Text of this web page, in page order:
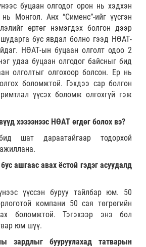
буцаан олгодог орон нь хэдхэн
Монгол. Анх “Сименс”-ийг үүсгэн
өртөг нэмэгдэх болгон дээр
бус явдал болно гээд НӨАТ-
НӨАТ-ын буцаан олголт одоо 2
удаа буцаан олгодог байсныг бид
олголтыг олгохоор болсон. Ер нь
боломжтой. Гэхдээ сар болгон
үүсэх боломж олгохгүй гэж
хэзээнээс НӨАТ өгдөг болох вэ?
шат дараатайгаар тодорхой
ашгаас авах ёстой гэдэг асуудалд
үүссэн буруу тайлбар юм. 50
компани 50 сая төгрөгийн
боломжтой. Тэгэхээр энэ бол
юм шүү.
зардлыг бууруулахад татварын